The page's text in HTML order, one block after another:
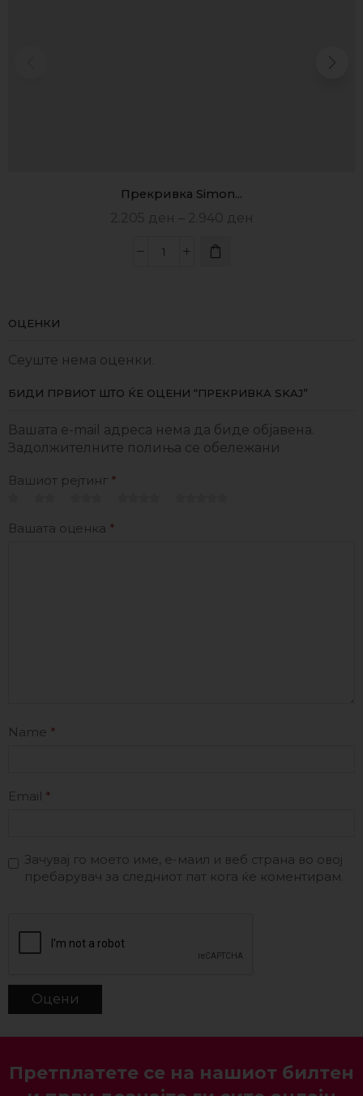
Прекривка Simon...
2.205 ден 2.940 ден
ОЦЕНКИ
Сеуште нема оценки.
БИДИ ПРВИОТ ШТО ЌЕ ОЦЕНИ “ПРЕКРИВКА SKAJ”
Вашата e-mail адреса нема да биде објавена.
Задолжителните полиња се обележани
Вашиот рејтинг *
Вашата оценка *
Name *
Email *
Зачувај го моето име, е-маил и веб страна во овој
пребарувач за следниот пат кога ќе коментирам.
Претплатете се на нашиот билтен